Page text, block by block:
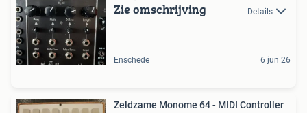
Zie omschrijving Details
Enschede 6 jun 26
Zeldzame Monome 64 - MIDI Controller